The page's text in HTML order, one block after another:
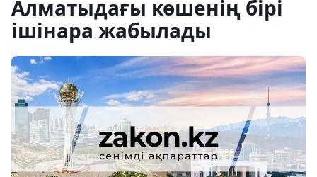
Алматыдағы көшенің бірі
ішінара жабылады